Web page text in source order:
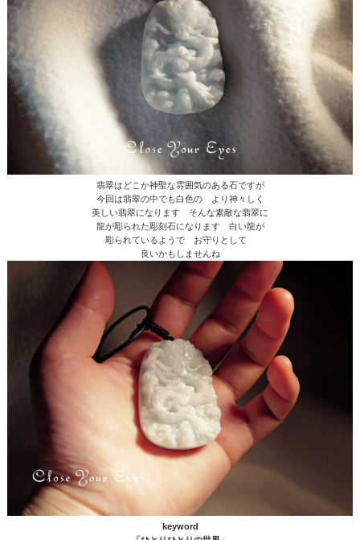
翡翠はどこか神聖な雰囲気のある石ですが
今回は翡翠の中でも白色の より神々しく
美しい翡翠になります そんな素敵な翡翠に
龍が彫られた彫刻石になります 白い龍が
彫られているようで お守りとして
良いかもしませんね
keyword